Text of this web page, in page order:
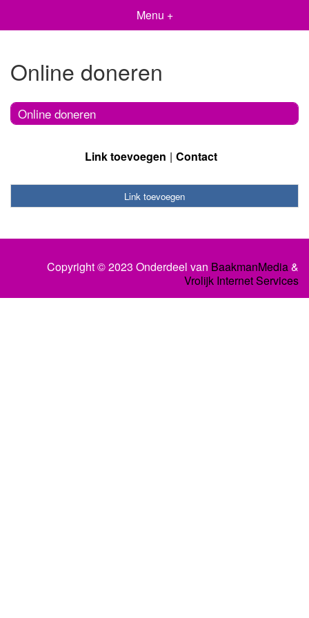
Menu +
Online doneren
Online doneren
Link toevoegen Contact
Link toevoegen
Copyright © 2023 Onderdeel van BaakmanMedia&
Vrolijk Internet Services